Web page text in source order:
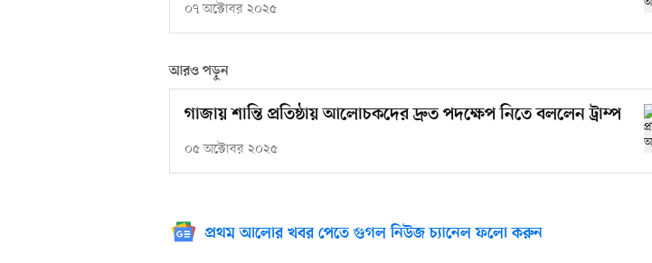
০৭ অক্টোবর ২০২৫
আরও পড়ুন
গাজায় শান্তি প্রতিষ্ঠায় আলোচকদের দ্রুত পদক্ষেপ নিতে বললেন ট্রাম্প
০৫ অক্টোবর ২০২৫
প্রথম আলোর খবর পেতে গুগল নিউজ চ্যানেল ফলো করুন